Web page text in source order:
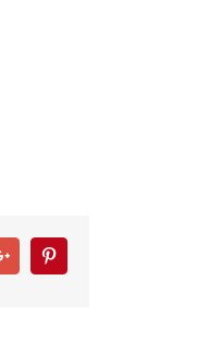
Google+